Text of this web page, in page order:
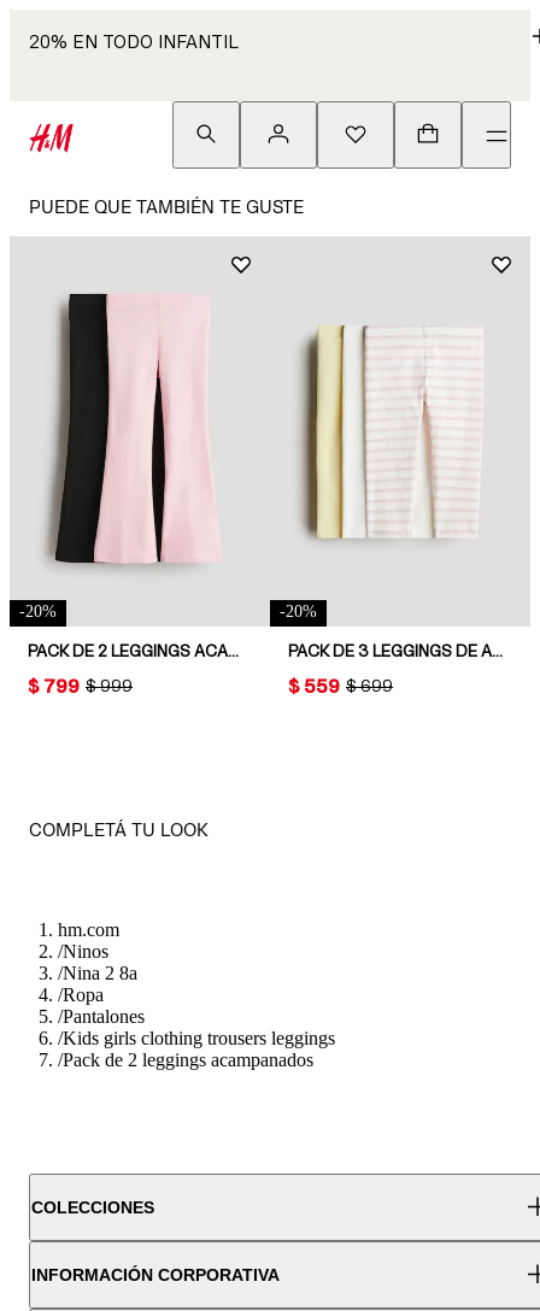
20% EN TODO INFANTIL
PUEDE QUE TAMBIÉN TE GUSTE
-20%
PACK DE 2 LEGGINGS ACAMPANADOS DE PUNTO
ORIGINAL PRICE:
$ 999
PRICE:
$ 799
-20%
PACK DE 3 LEGGINGS DE ALGODÓN
ORIGINAL PRICE:
$ 699
PRICE:
$ 559
COMPLETÁ TU LOOK
hm.com
/Ninos
/Nina 2 8a
/Ropa
/Pantalones
/Kids girls clothing trousers leggings
/Pack de 2 leggings acampanados
COLECCIONES
INFORMACIÓN CORPORATIVA